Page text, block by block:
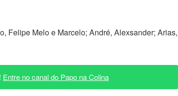
Felipe Melo e Marcelo; André, Alexsander; Arias,
Entre no canal do Papo na Colina